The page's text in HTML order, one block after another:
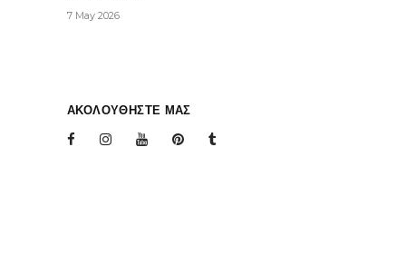
7 May 2026
ΑΚΟΛΟΥΘΗΣΤΕ ΜΑΣ